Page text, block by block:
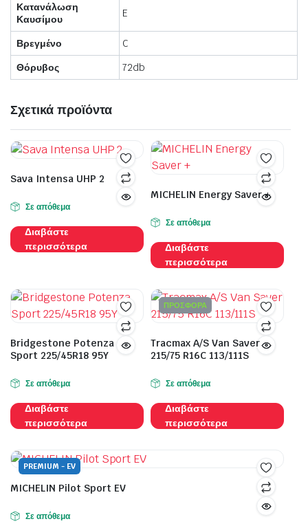
Κατανάλωση
Καυσίμου
E
Βρεγμένο
C
Θόρυβος
72db
Σχετικά προϊόντα
Sava Intensa UHP 2
Σε απόθεμα
Διαβάστε
περισσότερα
MICHELIN Energy Saver +
Σε απόθεμα
Διαβάστε
περισσότερα
Bridgestone Potenza
Sport 225/45R18 95Y
Σε απόθεμα
Διαβάστε
περισσότερα
ΠΡΟΣΦΟΡΑ
Tracmax A/S Van Saver
215/75 R16C 113/111S
Σε απόθεμα
Διαβάστε
περισσότερα
PREMIUM - EV
MICHELIN Pilot Sport EV
Σε απόθεμα